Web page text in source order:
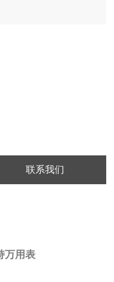
联系我们
万用表